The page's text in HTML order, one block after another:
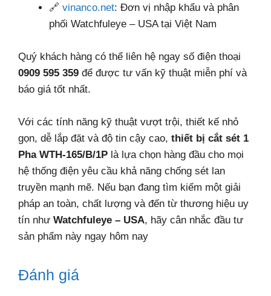
🔗 vinanco.net: Đơn vị nhập khẩu và phân
phối Watchfuleye – USA tại Việt Nam
Quý khách hàng có thể liên hệ ngay số điện thoại
0909 595 359 để được tư vấn kỹ thuật miễn phí và
báo giá tốt nhất.
Với các tính năng kỹ thuật vượt trội, thiết kế nhỏ
gọn, dễ lắp đặt và độ tin cậy cao, thiết bị cắt sét 1
Pha WTH-165/B/1P là lựa chọn hàng đầu cho mọi
hệ thống điện yêu cầu khả năng chống sét lan
truyền mạnh mẽ. Nếu bạn đang tìm kiếm một giải
pháp an toàn, chất lượng và đến từ thương hiệu uy
tín như Watchfuleye – USA, hãy cân nhắc đầu tư
sản phẩm này ngay hôm nay
Đánh giá